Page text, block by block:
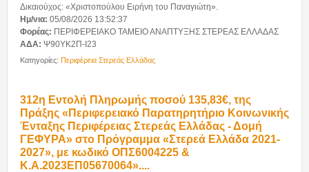
Δικαιούχος: «Χριστοπούλου Ειρήνη του Παναγιώτη».
Ημ/νια: 05/08/2026 13:52:37
Φορέας: ΠΕΡΙΦΕΡΕΙΑΚΟ ΤΑΜΕΙΟ ΑΝΑΠΤΥΞΗΣ ΣΤΕΡΕΑΣ ΕΛΛΑΔΑΣ
ΑΔΑ: Ψ90ΥΚ2Π-Ι23
Κατηγορίες: Περιφέρεια Στερεάς Ελλάδας
312η Εντολή Πληρωμής ποσού 135,83€, της
Πράξης «Περιφερειακό Παρατηρητήριο Κοινωνικής
Ένταξης Περιφέρειας Στερεάς Ελλάδας - Δομή
ΓΕΦΥΡΑ» στο Πρόγραμμα «Στερεά Ελλάδα 2021-
2027», με κωδικό ΟΠΣ6004225 &
Κ.Α.2023ΕΠ05670064»....